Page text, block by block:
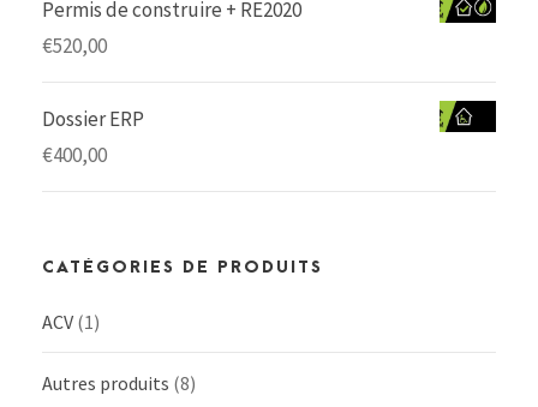
Permis de construire + RE2020
€520,00
Dossier ERP
€400,00
CATÉGORIES DE PRODUITS
ACV (1)
Autres produits (8)